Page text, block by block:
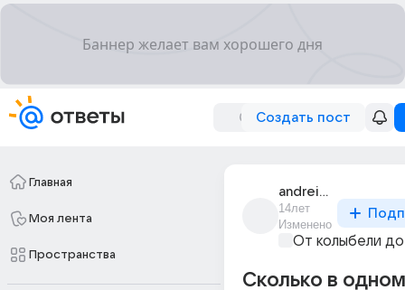
Создать пост
Главная
Моя лента
Пространства
andrei_andrei_5466
14лет
Изменено
От колыбели
Сколько в